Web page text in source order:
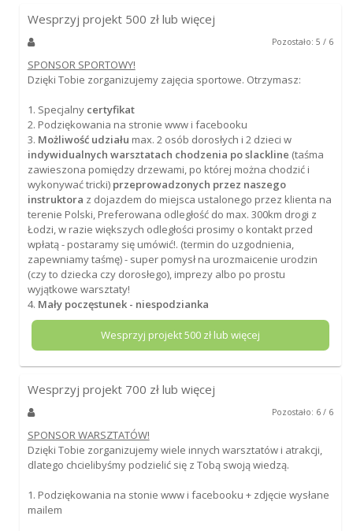
Wesprzyj projekt 500 zł lub więcej
Pozostało: 5 / 6
SPONSOR SPORTOWY!
Dzięki Tobie zorganizujemy zajęcia sportowe. Otrzymasz:
1. Specjalny certyfikat
2. Podziękowania na stronie www i facebooku
3. Możliwość udziału max. 2 osób dorosłych i 2 dzieci w
indywidualnych warsztatach chodzenia po slackline (taśma
zawieszona pomiędzy drzewami, po której można chodzić i
wykonywać tricki) przeprowadzonych przez naszego
instruktora z dojazdem do miejsca ustalonego przez klienta na
terenie Polski, Preferowana odległość do max. 300km drogi z
Łodzi, w razie większych odległości prosimy o kontakt przed
wpłatą - postaramy się umówić!. (termin do uzgodnienia,
zapewniamy taśmę) - super pomysł na urozmaicenie urodzin
(czy to dziecka czy dorosłego), imprezy albo po prostu
wyjątkowe warsztaty!
4. Mały poczęstunek - niespodzianka
Wesprzyj projekt500zł lub więcej
Wesprzyj projekt 700 zł lub więcej
Pozostało: 6 / 6
SPONSOR WARSZTATÓW!
Dzięki Tobie zorganizujemy wiele innych warsztatów i atrakcji,
dlatego chcielibyśmy podzielić się z Tobą swoją wiedzą.
1. Podziękowania na stonie www i facebooku + zdjęcie wysłane
mailem